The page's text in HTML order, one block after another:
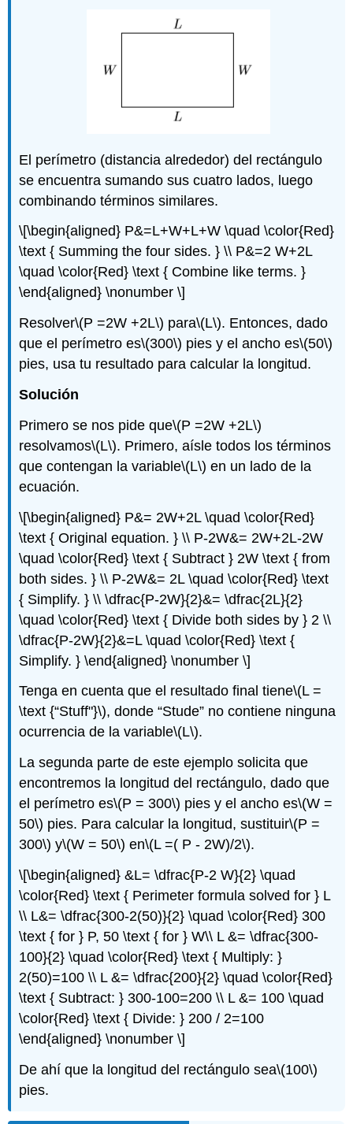
El perímetro (distancia alrededor) del rectángulo
se encuentra sumando sus cuatro lados, luego
combinando términos similares.
\[\begin{aligned} P&=L+W+L+W \quad \color{Red}
\text { Summing the four sides. } \\ P&=2 W+2L
\quad \color{Red} \text { Combine like terms. }
\end{aligned} \nonumber \]
Resolver\(P =2W +2L\) para\(L\). Entonces, dado
que el perímetro es\(300\) pies y el ancho es\(50\)
pies, usa tu resultado para calcular la longitud.
Solución
Primero se nos pide que\(P =2W +2L\)
resolvamos\(L\). Primero, aísle todos los términos
que contengan la variable\(L\) en un lado de la
ecuación.
\[\begin{aligned} P&= 2W+2L \quad \color{Red}
\text { Original equation. } \\ P-2W&= 2W+2L-2W
\quad \color{Red} \text { Subtract } 2W \text { from
both sides. } \\ P-2W&= 2L \quad \color{Red} \text
{ Simplify. } \\ \dfrac{P-2W}{2}&= \dfrac{2L}{2}
\quad \color{Red} \text { Divide both sides by } 2 \\
\dfrac{P-2W}{2}&=L \quad \color{Red} \text {
Simplify. } \end{aligned} \nonumber \]
Tenga en cuenta que el resultado final tiene\(L =
\text {“Stuff"}\), donde “Stude” no contiene ninguna
ocurrencia de la variable\(L\).
La segunda parte de este ejemplo solicita que
encontremos la longitud del rectángulo, dado que
el perímetro es\(P = 300\) pies y el ancho es\(W =
50\) pies. Para calcular la longitud, sustituir\(P =
300\) y\(W = 50\) en\(L =( P - 2W)/2\).
\[\begin{aligned} &L= \dfrac{P-2 W}{2} \quad
\color{Red} \text { Perimeter formula solved for } L
\\ L&= \dfrac{300-2(50)}{2} \quad \color{Red} 300
\text { for } P, 50 \text { for } W\\ L &= \dfrac{300-
100}{2} \quad \color{Red} \text { Multiply: }
2(50)=100 \\ L &= \dfrac{200}{2} \quad \color{Red}
\text { Subtract: } 300-100=200 \\ L &= 100 \quad
\color{Red} \text { Divide: } 200 / 2=100
\end{aligned} \nonumber \]
De ahí que la longitud del rectángulo sea\(100\)
pies.